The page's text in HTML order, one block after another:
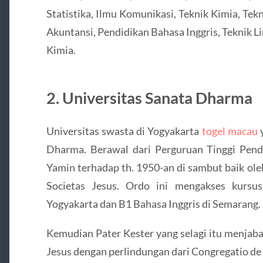
Statistika, Ilmu Komunikasi, Teknik Kimia,
Akuntansi, Pendidikan Bahasa Inggris, Teknik
Kimia.
2. Universitas Sanata Dharma
Universitas swasta di Yogyakarta togel macau
Dharma. Berawal dari Perguruan Tinggi
Yamin terhadap th. 1950-an di sambut baik
Societas Jesus. Ordo ini mengakses
Yogyakarta dan B1 Bahasa Inggris di Semarang.
Kemudian Pater Kester yang selagi itu
Jesus dengan perlindungan dari Congregatio